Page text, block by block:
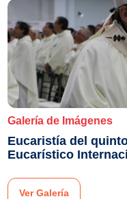
Galería de Imágenes
Eucaristía del
Eucarístico
Ver Galería